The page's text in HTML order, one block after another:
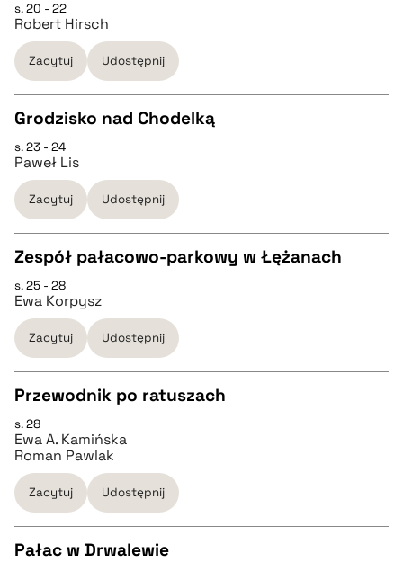
CZYSTY TEKST
pobierz cytat
BIBTEX
pobierz cytat
s. 20 - 22
Robert Hirsch
Zacytuj Udostępnij
CZYSTY TEKST
pobierz cytat
BIBTEX
pobierz cytat
Grodzisko nad Chodelką
s. 23 - 24
Paweł Lis
Zacytuj Udostępnij
CZYSTY TEKST
pobierz cytat
BIBTEX
pobierz cytat
Zespół pałacowo-parkowy w Łężanach
s. 25 - 28
Ewa Korpysz
Zacytuj Udostępnij
CZYSTY TEKST
pobierz cytat
Przewodnik po ratuszach
s. 28
Ewa A. Kamińska
Roman Pawlak
Zacytuj Udostępnij
Pałac w Drwalewie